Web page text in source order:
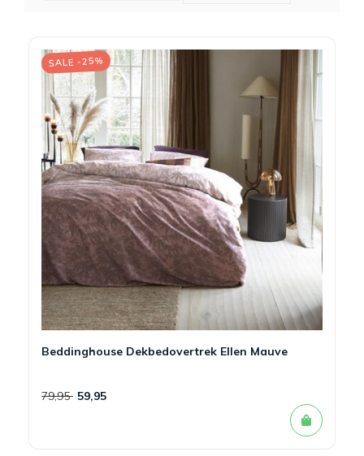
SALE -25%
Beddinghouse Dekbedovertrek Ellen Mauve
79,95 59,95